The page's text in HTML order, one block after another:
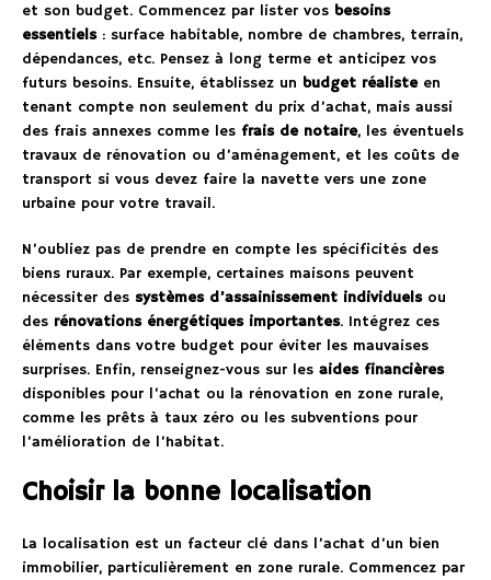
et son budget. Commencez par lister vos besoins
essentiels: surface habitable, nombre de chambres, terrain,
dépendances, etc. Pensez à long terme et anticipez vos
futurs besoins. Ensuite, établissez un budget réalisteen
tenant compte non seulement du prix d’achat, mais aussi
des frais annexes comme les frais de notaire, les éventuels
travaux de rénovation ou d’aménagement, et les coûts de
transport si vous devez faire la navette vers une zone
urbaine pour votre travail.
N’oubliez pas de prendre en compte les spécificités des
biens ruraux. Par exemple, certaines maisons peuvent
nécessiter des systèmes d’assainissement individuelsou
des rénovations énergétiques importantes. Intégrez ces
éléments dans votre budget pour éviter les mauvaises
surprises. Enfin, renseignez-vous sur les aides financières
disponibles pour l’achat ou la rénovation en zone rurale,
comme les prêts à taux zéro ou les subventions pour
l’amélioration de l’habitat.
Choisir la bonne localisation
La localisation est un facteur clé dans l’achat d’un bien
immobilier, particulièrement en zone rurale. Commencez par